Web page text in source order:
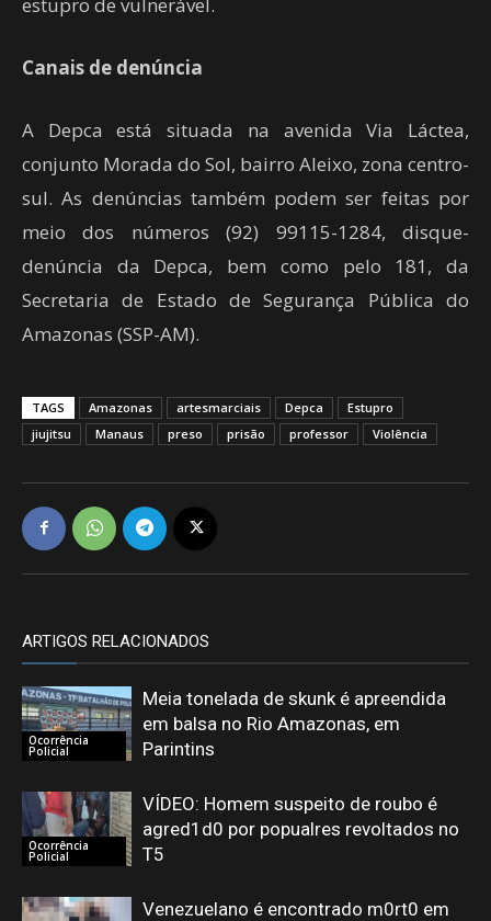
Canais de denúncia
A Depca está situada na avenida Via Láctea,
conjunto Morada do Sol, bairro Aleixo, zona centro-
sul. As denúncias também podem ser feitas por
meio dos números (92) 99115-1284, disque-
denúncia da Depca, bem como pelo 181, da
Secretaria de Estado de Segurança Pública do
Amazonas (SSP-AM).
TAGS Amazonas artesmarciais Depca
Estupro
jiujitsu
Manaus preso prisão professor Violência
ARTIGOS RELACIONADOS
Ocorrência
Policial
Meia tonelada de skunk é apreendida
em balsa no Rio Amazonas, em
Parintins
Ocorrência
Policial
VÍDEO: Homem suspeito de roubo é
agred1d0 por popualres revoltados no
T5
Venezuelano é encontrado m0rt0 em